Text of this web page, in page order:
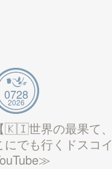
2026
0728
【🇰🇮世界の最果て
にでも行くドスコ